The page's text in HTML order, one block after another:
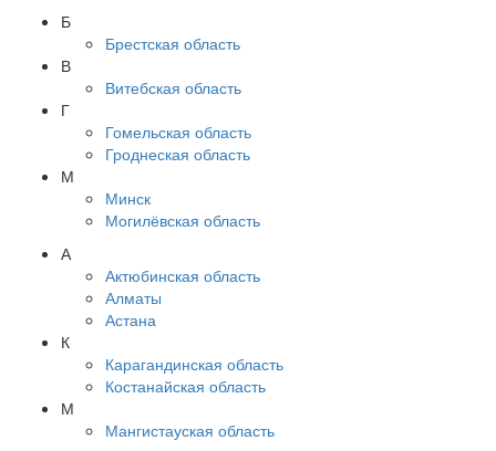
Б
Брестская область
В
Витебская область
Г
Гомельская область
Гроднеская область
М
Минск
Могилёвская область
А
Актюбинская область
Алматы
Астана
К
Карагандинская область
Костанайская область
М
Мангистауская область